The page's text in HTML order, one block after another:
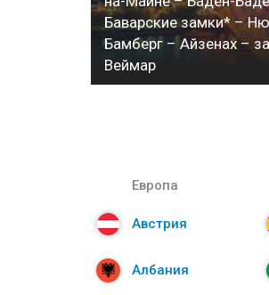
Баварские замки* –
Бамберг – Айзенах –
Веймар
Европа
Австрия
Албания